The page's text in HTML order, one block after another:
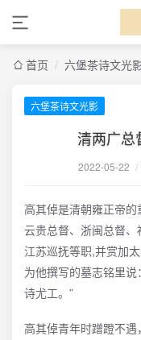
首页 / 六堡茶诗文光
六堡茶诗文光影
清两广总
2022-05-22 /
高其倬是清朝雍正帝
云贵总督、浙闽总督、
江苏巡抚等职,并赏加
为他撰写的墓志铭里
诗尤工。”
高其倬青年时蹭蹬不